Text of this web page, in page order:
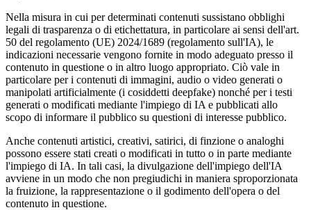
Nella misura in cui per determinati contenuti sussistano obblighi
legali di trasparenza o di etichettatura, in particolare ai sensi dell'art.
50 del regolamento (UE) 2024/1689 (regolamento sull'IA), le
indicazioni necessarie vengono fornite in modo adeguato presso il
contenuto in questione o in altro luogo appropriato. Ciò vale in
particolare per i contenuti di immagini, audio o video generati o
manipolati artificialmente (i cosiddetti deepfake) nonché per i testi
generati o modificati mediante l'impiego di IA e pubblicati allo
scopo di informare il pubblico su questioni di interesse pubblico.
Anche contenuti artistici, creativi, satirici, di finzione o analoghi
possono essere stati creati o modificati in tutto o in parte mediante
l'impiego di IA. In tali casi, la divulgazione dell'impiego dell'IA
avviene in un modo che non pregiudichi in maniera sproporzionata
la fruizione, la rappresentazione o il godimento dell'opera o del
contenuto in questione.